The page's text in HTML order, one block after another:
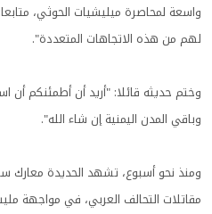
واسعة لمحاصرة ميليشيات الحوثي،
لهم من هذه الاتجاهات المتعددة".
وختم حديثه قائلا: "أريد أن أطمئنكم أن
وباقي المدن اليمنية إن شاء الله".
ومنذ نحو أسبوع، تشهد الحديدة معارك
مقاتلات التحالف العربي، في مواجهة